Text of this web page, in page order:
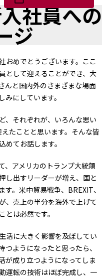
社員への
ジ
おめでとうございます。ここ
として迎えることができ、大
んと国内外のさまざまな場面
にしています。
、それぞれが、いろんな思い
たことと思います。そんな皆
めてお話します。
、アメリカのトランプ大統領
し出すリーダーが増え、国と
。米中貿易戦争、BREXIT、
、売上の半分を海外で上げて
は必然です。
活に大きく影響を及ぼしてい
ようになったと思ったら、
が成り立つようになってしま
運転の技術はほぼ完成し、一